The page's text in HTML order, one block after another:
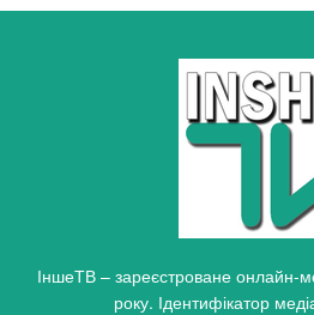
ІншеТВ – зареєстроване онлайн-
року. Ідентифікатор